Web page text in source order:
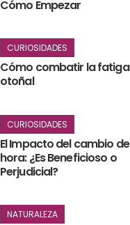
Cómo Empezar
CURIOSIDADES
Cómo combatir la fatiga
otoñal
CURIOSIDADES
El Impacto del cambio de
hora: ¿Es Beneficioso o
Perjudicial?
NATURALEZA